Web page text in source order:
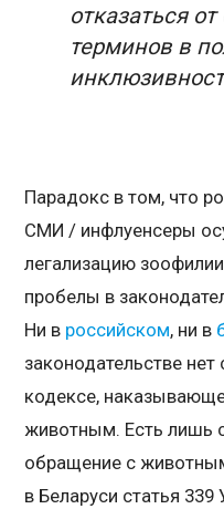
отказаться
терминов в
Парадокс в том, что
СМИ / инфлуенсеры
легализацию
пробелы в
Ни в российском, ни в
законодательстве
кодексе,
животным. Есть лишь
обращение с
в Беларуси статья